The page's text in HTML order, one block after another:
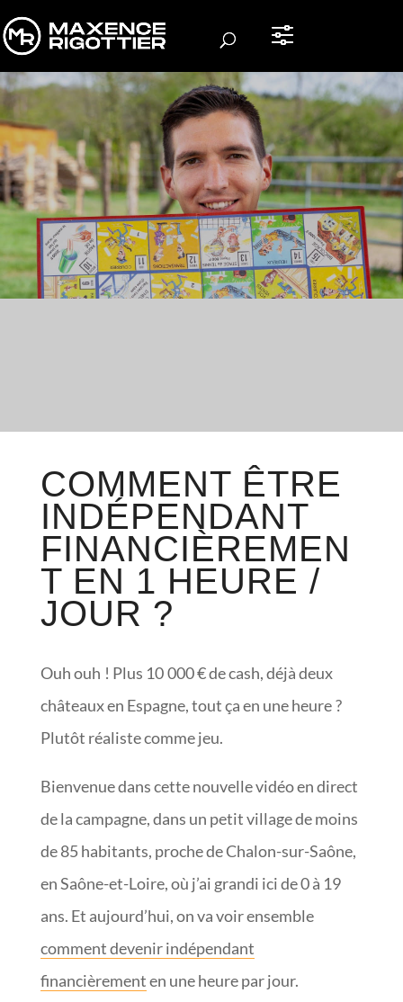
COMMENT ÊTRE
INDÉPENDANT
FINANCIÈREMEN
T EN 1 HEURE /
JOUR ?
Ouh ouh ! Plus 10 000 € de cash, déjà deux
châteaux en Espagne, tout ça en une heure ?
Plutôt réaliste comme jeu.
Bienvenue dans cette nouvelle vidéo en direct
de la campagne, dans un petit village de moins
de 85 habitants, proche de Chalon-sur-Saône,
en Saône-et-Loire, où j’ai grandi ici de 0 à 19
ans. Et aujourd’hui, on va voir ensemble
comment devenir indépendant
financièrementen une heure par jour.